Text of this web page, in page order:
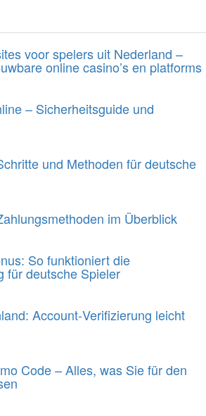
voor spelers uit Nederland –
online casino’s en platforms
– Sicherheitsguide und
und Methoden für deutsche
im Überblick
So funktioniert die
für deutsche Spieler
Account‑Verifizierung leicht
Code – Alles, was Sie für den